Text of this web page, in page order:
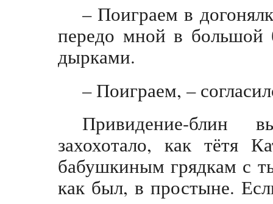
– Поиграем в
передо мной в большой
дырками.
– Поиграем, –
Привидение-блин
захохотало, как тётя
бабушкиным грядкам с
как был, в простыне.